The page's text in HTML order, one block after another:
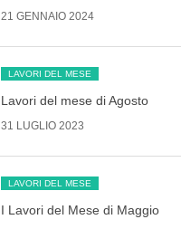
21 GENNAIO 2024
LAVORI DEL MESE
Lavori del mese di Agosto
31 LUGLIO 2023
LAVORI DEL MESE
I Lavori del Mese di Maggio